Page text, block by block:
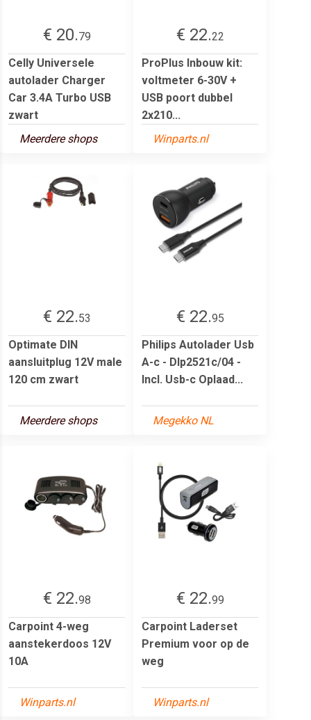
€ 20.79
Celly Universele
autolader Charger
Car 3.4A Turbo USB
zwart
Meerdere shops
€ 22.22
ProPlus Inbouw kit:
voltmeter 6-30V +
USB poort dubbel
2x210...
Winparts.nl
€ 22.53
Optimate DIN
aansluitplug 12V male
120 cm zwart
Meerdere shops
€ 22.95
Philips Autolader Usb
A-c - Dlp2521c/04 -
Incl. Usb-c Oplaad...
Megekko NL
€ 22.98
Carpoint 4-weg
aanstekerdoos 12V
10A
Winparts.nl
€ 22.99
Carpoint Laderset
Premium voor op de
weg
Winparts.nl